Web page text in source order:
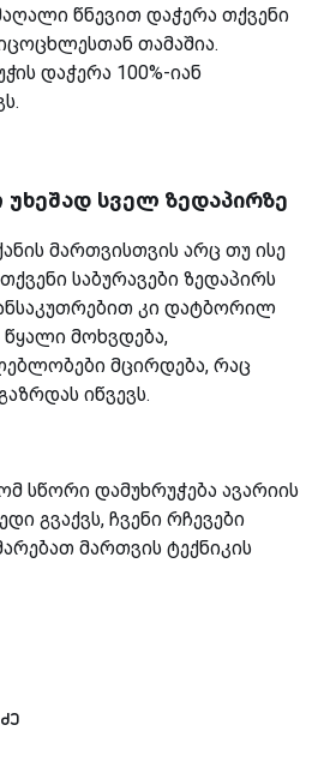
წნევით დაჭერა თქვენი
თამაშია.
დაჭერა 100%-იან
სველ ზედაპირზე
მართვისთვის არც თუ ისე
საბურავები ზედაპირს
კი დატბორილ
წყალი მოხვდება,
მცირდება, რაც
იწვევს.
სწორი დამუხრუჭება ავარიის
გვაქვს, ჩვენი რჩევები
მართვის ტექნიკის